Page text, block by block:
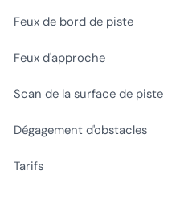
Feux de bord de piste
Feux d'approche
Scan de la surface de piste
Dégagement d'obstacles
Tarifs